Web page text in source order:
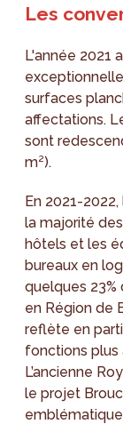
Les
L'année 2021
surfaces
affectations.
sont
m²).
En 2021-
la majorité
hôtels et les
bureaux en
quelques
en Région de
reflète en
fonctions plus
L’ancienne
le projet